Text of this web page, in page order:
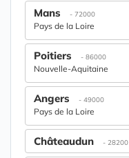
Mans - 72000
Pays de la Loire
Poitiers - 86000
Nouvelle-Aquitaine
Angers - 49000
Pays de la Loire
Châteaudun - 28200